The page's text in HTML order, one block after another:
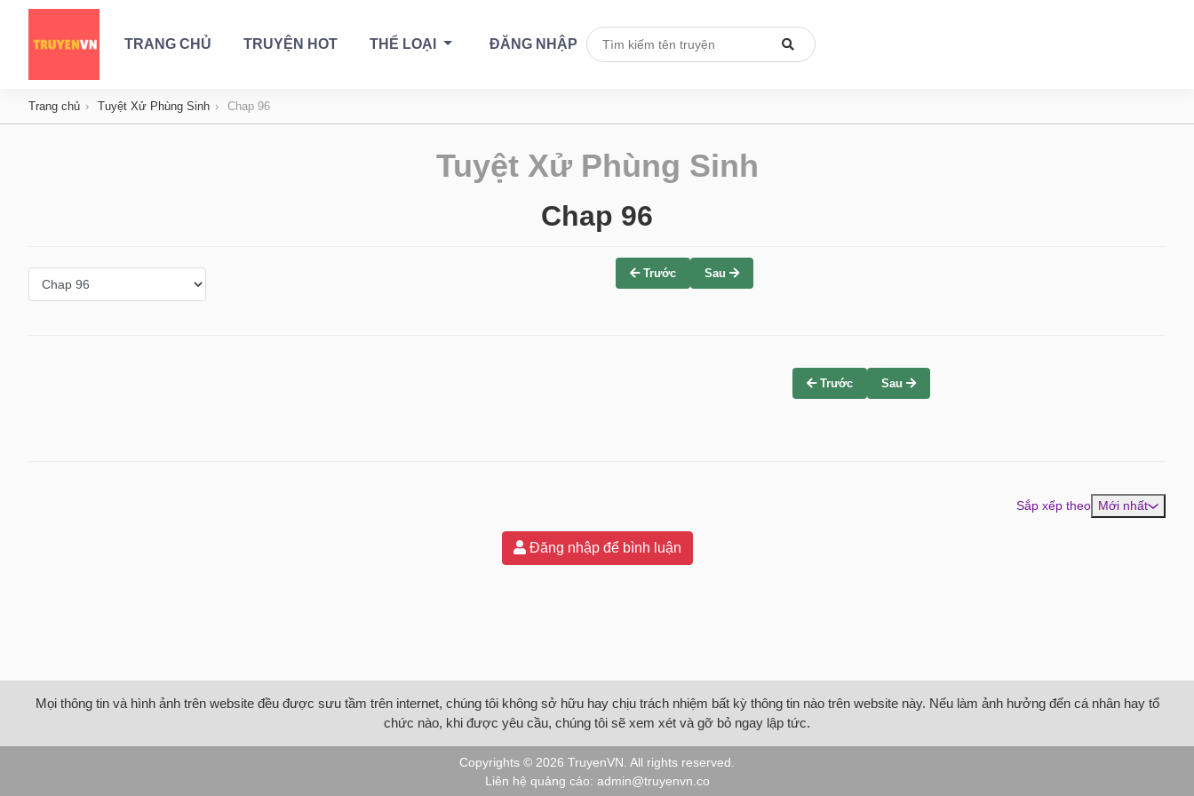
TRANG CHỦ TRUYỆN HOT THỂ LOẠI ĐĂNG NHẬP
Trang chủ Tuyệt Xử Phùng Sinh Chap 96
Tuyệt Xử Phùng Sinh
Chap 96
Trước Sau
Trước Sau
Sắp xếp theo Mới nhất
Đăng nhập để bình luận
Mọi thông tin và hình ảnh trên website đều được sưu tầm trên internet, chúng tôi không sở hữu hay chịu trách nhiệm bất kỳ thông tin nào trên website này. Nếu làm ảnh hưởng đến cá nhân hay tổ
chức nào, khi được yêu cầu, chúng tôi sẽ xem xét và gỡ bỏ ngay lập tức.
Copyrights © 2026 TruyenVN . All rights reserved.
Liên hệ quảng cáo: admin@truyenvn.co